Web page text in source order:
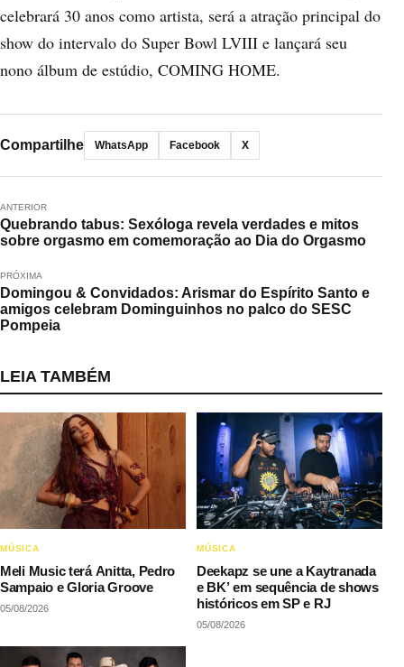
celebrará 30 anos como artista, será a atração principal do
show do intervalo do Super Bowl LVIII e lançará seu
nono álbum de estúdio, COMING HOME.
Compartilhe WhatsApp Facebook X
ANTERIOR
Quebrando tabus: Sexóloga revela verdades e mitos
sobre orgasmo em comemoração ao Dia do Orgasmo
PRÓXIMA
Domingou & Convidados: Arismar do Espírito Santo e
amigos celebram Dominguinhos no palco do SESC
Pompeia
LEIA TAMBÉM
MÚSICA
Meli Music terá Anitta, Pedro
Sampaio e Gloria Groove
05/08/2026
MÚSICA
Deekapz se une a Kaytranada
e BK’ em sequência de shows
históricos em SP e RJ
05/08/2026